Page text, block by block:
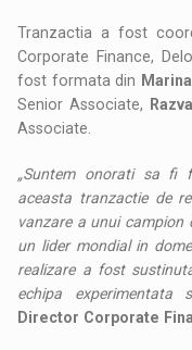
Tranzactia a fost
Corporate Finance,
fost formata din
Senior Associate,
Associate.
„Suntem onorati sa fi
aceasta tranzactie de
vanzare a unui
un lider mondial in
realizare a fost
echipa experimentata
Director Corporate